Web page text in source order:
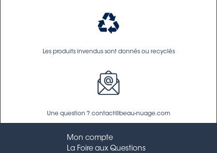
Les produits invendus sont donnés ou recyclés
Une question ? contact@beau-nuage.com
Mon compte
La Foire aux Questions